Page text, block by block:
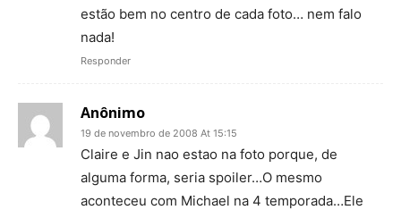
estão bem no centro de cada foto… nem falo
nada!
Responder
Anônimo
19 de novembro de 2008 At 15:15
Claire e Jin nao estao na foto porque, de
alguma forma, seria spoiler…O mesmo
aconteceu com Michael na 4 temporada…Ele